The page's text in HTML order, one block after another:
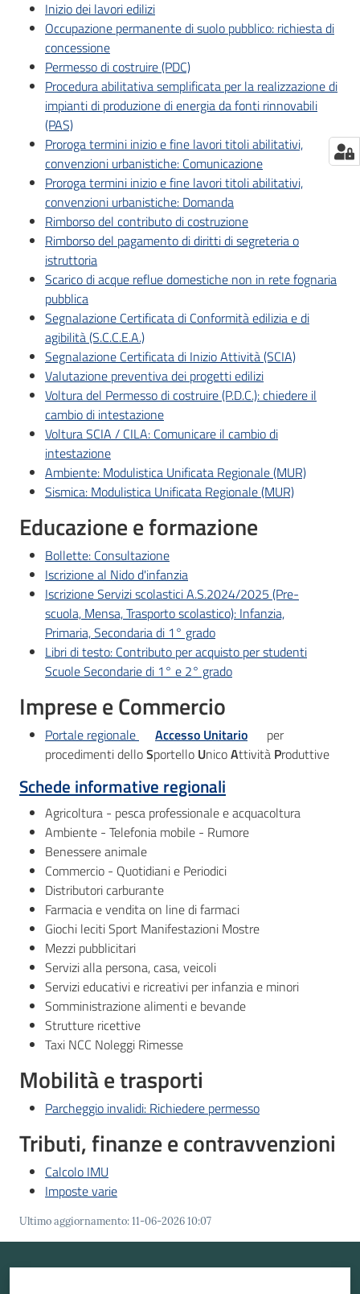
Inizio dei lavori edilizi
Occupazione permanente di suolo pubblico: richiesta di
concessione
Permesso di costruire (PDC)
Procedura abilitativa semplificata per la realizzazione di
impianti di produzione di energia da fonti rinnovabili
(PAS)
Proroga termini inizio e fine lavori titoli abilitativi,
convenzioni urbanistiche: Comunicazione
Proroga termini inizio e fine lavori titoli abilitativi,
convenzioni urbanistiche: Domanda
Rimborso del contributo di costruzione
Rimborso del pagamento di diritti di segreteria o
istruttoria
Scarico di acque reflue domestiche non in rete fognaria
pubblica
Segnalazione Certificata di Conformità edilizia e di
agibilità (S.C.C.E.A.)
Segnalazione Certificata di Inizio Attività (SCIA)
Valutazione preventiva dei progetti edilizi
Voltura del Permesso di costruire (P.D.C.): chiedere il
cambio di intestazione
Voltura SCIA / CILA: Comunicare il cambio di
intestazione
Ambiente: Modulistica Unificata Regionale (MUR)
Sismica: Modulistica Unificata Regionale (MUR)
Educazione e formazione
Bollette: Consultazione
Iscrizione al Nido d'infanzia
Iscrizione Servizi scolastici A.S.2024/2025 (Pre-
scuola, Mensa, Trasporto scolastico): Infanzia,
Primaria, Secondaria di 1° grado
Libri di testo: Contributo per acquisto per studenti
Scuole Secondarie di 1° e 2° grado
Imprese e Commercio
Portale regionale Accesso Unitario
per
procedimenti delloSportello UnicoAttività Produttive
Schede informative regionali
Agricoltura - pesca professionale e acquacoltura
Ambiente - Telefonia mobile - Rumore
Benessere animale
Commercio - Quotidiani e Periodici
Distributori carburante
Farmacia e vendita on line di farmaci
Giochi leciti Sport Manifestazioni Mostre
Mezzi pubblicitari
Servizi alla persona, casa, veicoli
Servizi educativi e ricreativi per infanzia e minori
Somministrazione alimenti e bevande
Strutture ricettive
Taxi NCC Noleggi Rimesse
Mobilità e trasporti
Parcheggio invalidi: Richiedere permesso
Tributi, finanze e contravvenzioni
Calcolo IMU
Imposte varie
Ultimo aggiornamento:11-06-2026 10:07